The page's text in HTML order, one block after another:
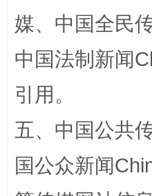
媒、中国全民
中国法制新闻
引用。
五、中国公共
国公众新闻